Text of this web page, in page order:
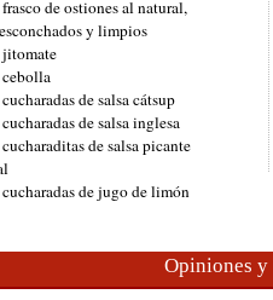
de ostiones al natural,
y limpios
de salsa cátsup
de salsa inglesa
de salsa picante
de jugo de limón
Opiniones y